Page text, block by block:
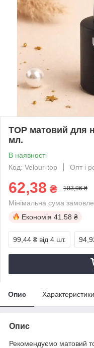
TOP матовий для
мл.
В наявності
Код: Velour-top
Опт і
62,38 ₴ 103,96 ₴
Мінімальна сума
Економія 41.58 ₴
99,44 ₴ від 4 шт.
Опис Характеристики
Опис
Рекомендуємо матовий